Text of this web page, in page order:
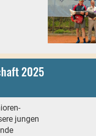
2025
jungen